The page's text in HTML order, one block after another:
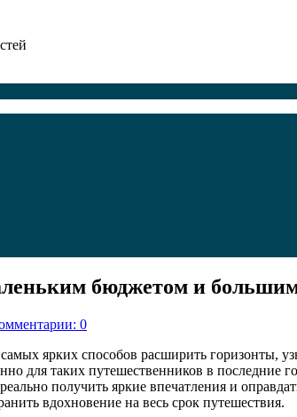
бюджетом и
0
ярких способов расширить горизонты,
для таких путешественников в
получить яркие впечатления и
вдохновение на весь срок путешествия.